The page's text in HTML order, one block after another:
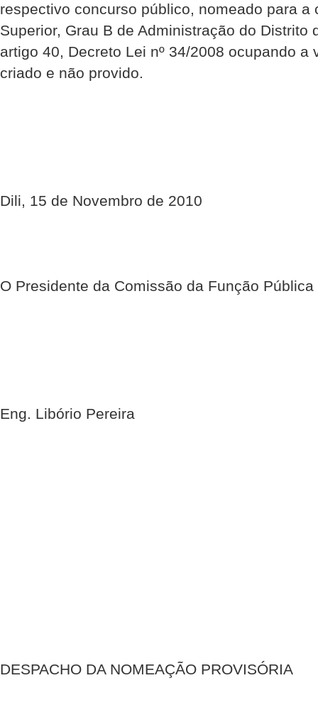
respectivo concurso público, nomeado para a
Superior, Grau B de Administração do Distrito
artigo 40, Decreto Lei nº 34/2008 ocupando a
criado e não provido.
Dili, 15 de Novembro de 2010
O Presidente da Comissão da Função Pública
Eng. Libório Pereira
DESPACHO DA NOMEAÇÃO PROVISÓRIA